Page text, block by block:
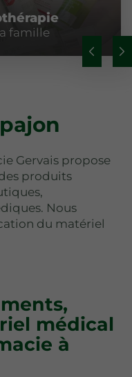
famille
Gervais propose
produits
Nous
du matériel
médical
à